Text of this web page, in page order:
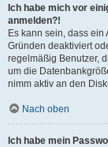
Ich habe mich vor
anmelden?!
Es kann sein, dass
Gründen deaktiviert
regelmäßig Benutzer,
um die
nimm aktiv an den
Nach oben
Ich habe mein